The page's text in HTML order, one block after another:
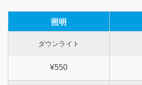
照明
ダウンライト
¥550